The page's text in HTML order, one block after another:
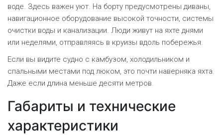
воде. Здесь важен уют. На борту предусмотрены диваны,
навигационное оборудование высокой точности, системы
очистки воды и канализации. Люди живут на яхте днями
или неделями, отправляясь в круизы вдоль побережья.
Если вы видите судно с камбузом, холодильником и
спальными местами под люком, это почти наверняка яхта.
Даже если длина меньше десяти метров.
Габариты и технические
характеристики